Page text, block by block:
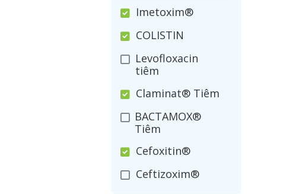
Imetoxim®
COLISTIN
Levofloxacin
tiêm
Claminat® Tiêm
BACTAMOX®
Tiêm
Cefoxitin®
Ceftizoxim®